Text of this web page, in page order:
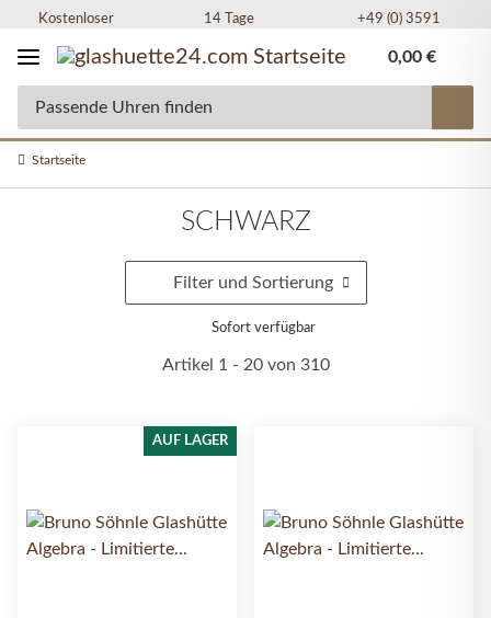
Kostenloser
14 Tage
+49 (0) 3591
0,00 €
Startseite
SCHWARZ
Filter und Sortierung
Sofort verfügbar
Artikel 1 - 20 von 310
AUF LAGER